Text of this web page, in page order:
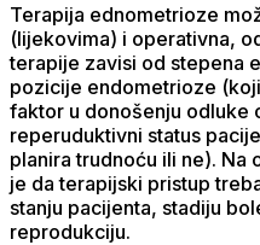
Terapija ednometrioze
(lijekovima) i operativna,
terapije zavisi od stepena
pozicije endometrioze
faktor u donošenju odluke
reperuduktivni status
planira trudnoću ili ne). Na
je da terapijski pristup
stanju pacijenta, stadiju
reprodukciju.